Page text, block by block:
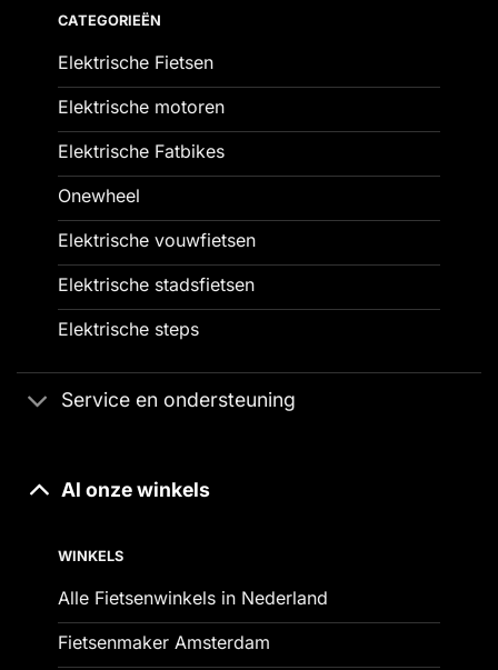
CATEGORIEËN
Elektrische Fietsen
Elektrische motoren
Elektrische Fatbikes
Onewheel
Elektrische vouwfietsen
Elektrische stadsfietsen
Elektrische steps
Service en ondersteuning
Al onze winkels
WINKELS
Alle Fietsenwinkels in Nederland
Fietsenmaker Amsterdam